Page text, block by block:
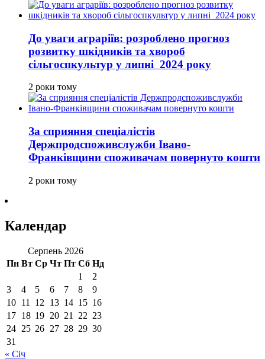
До уваги аграріїв: розроблено прогноз
розвитку шкідників та хвороб
сільгоспкультур у липні 2024 року
2 роки тому
За сприяння спеціалістів
Держпродспоживслужби Івано-
Франківщини споживачам повернуто кошти
2 роки тому
Календар
Серпень 2026
Пн Вт Ср Чт Пт Сб Нд
1
2
3
4 5 6 7 8
9
10 11 12 13 14 15 16
17 18 19 20 21 22 23
24 25 26 27 28 29 30
31
« Січ